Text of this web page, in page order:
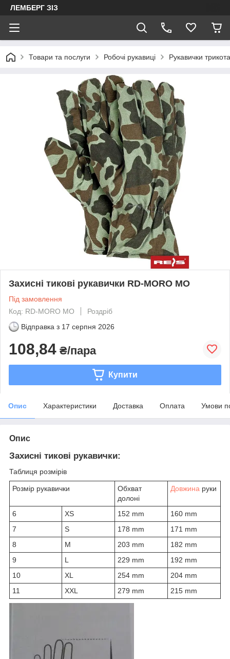
ЛЕМБЕРГ ЗІЗ
Товари та послуги Робочі рукавиці Рукавички
Захисні тикові рукавички RD-MORO MO
Під замовлення
Код: RD-MORO MO
Роздріб
Відправка з 17 серпня 2026
108,84 ₴/пара
Купити
Опис Характеристики Доставка Оплата Умови
Опис
Захисні тикові рукавички:
Таблиця розмірів
Розмір рукавички
Обхват
долоні
Довжина руки
6 XS 152 mm
160 mm
7
S 178 mm
171 mm
8
M 203 mm
182 mm
9
L 229 mm
192 mm
10
XL 254 mm
204 mm
11
XXL 279 mm 215 mm